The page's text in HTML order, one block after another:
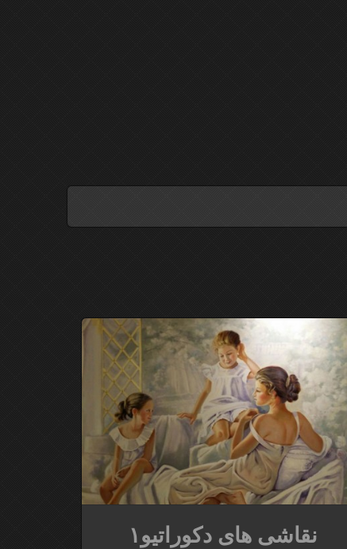
نقاشی های دکوراتیو۱